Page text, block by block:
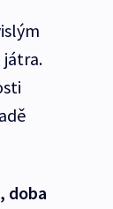
játra.
doba